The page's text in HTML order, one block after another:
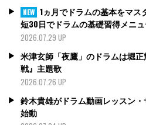
NEW 1ヵ月でドラムの基本をマ
短30日でドラムの基礎習得メニ
2026.07.29 UP
米津玄師「夜鷹」のドラムは堀
戦』主題歌
2026.07.26 UP
鈴木貴雄がドラム動画レッスン・
始動